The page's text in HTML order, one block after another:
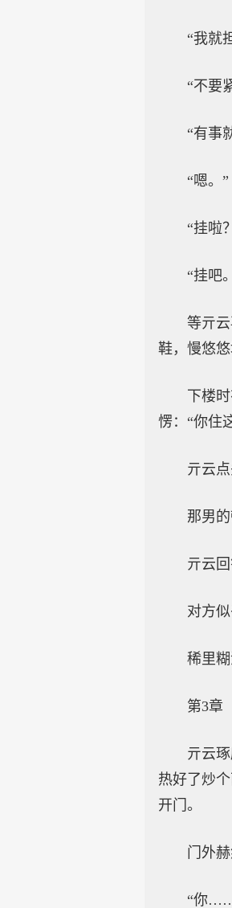
“我就
“不要
“有事
“嗯。”
“挂啦
“挂吧
等亓
鞋，慢悠悠
下楼
愣：“你住
亓云
那男
亓云
对方
稀里
第3章
亓云
热好了炒
开门。
门外赫
“你